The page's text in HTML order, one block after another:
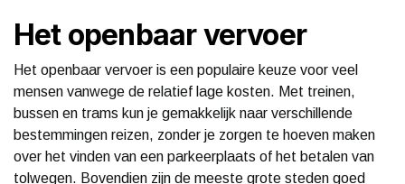
Het openbaar vervoer
Het openbaar vervoer is een populaire keuze voor veel
mensen vanwege de relatief lage kosten. Met treinen,
bussen en trams kun je gemakkelijk naar verschillende
bestemmingen reizen, zonder je zorgen te hoeven maken
over het vinden van een parkeerplaats of het betalen van
tolwegen. Bovendien zijn de meeste grote steden goed